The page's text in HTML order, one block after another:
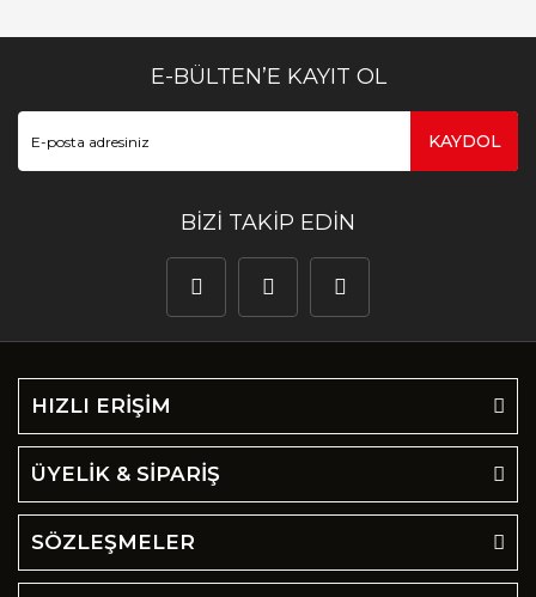
E-BÜLTEN’E KAYIT OL
KAYDOL
BİZİ TAKİP EDİN
HIZLI ERİŞİM
ÜYELİK & SİPARİŞ
SÖZLEŞMELER